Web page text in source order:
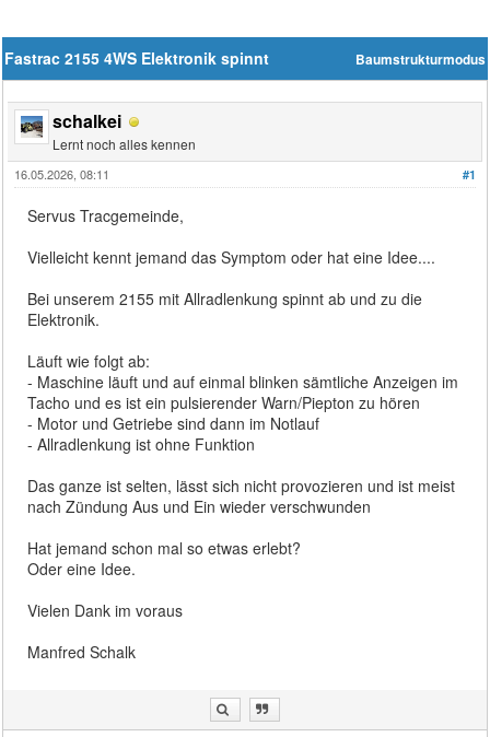
Baumstrukturmodus
Fastrac 2155 4WS Elektronik spinnt
schalkei
Lernt noch alles kennen
#1
16.05.2026, 08:11
Servus Tracgemeinde,
Vielleicht kennt jemand das Symptom oder hat eine Idee....
Bei unserem 2155 mit Allradlenkung spinnt ab und zu die
Elektronik.
Läuft wie folgt ab:
- Maschine läuft und auf einmal blinken sämtliche Anzeigen im
Tacho und es ist ein pulsierender Warn/Piepton zu hören
- Motor und Getriebe sind dann im Notlauf
- Allradlenkung ist ohne Funktion
Das ganze ist selten, lässt sich nicht provozieren und ist meist
nach Zündung Aus und Ein wieder verschwunden
Hat jemand schon mal so etwas erlebt?
Oder eine Idee.
Vielen Dank im voraus
Manfred Schalk